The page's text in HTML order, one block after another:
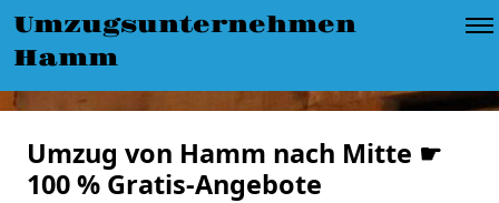
Umzugsunternehmen
Hamm
Umzug von Hamm nach Mitte ☛
100 % Gratis-Angebote